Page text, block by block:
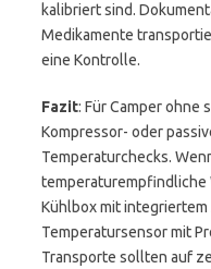
kalibriert sind.
Medikamente
eine Kontrolle.
Fazit: Für Camper ohne
Kompressor- oder
Temperaturchecks.
temperaturempfindliche
Kühlbox mit
Temperatursensor mit
Transporte sollten auf